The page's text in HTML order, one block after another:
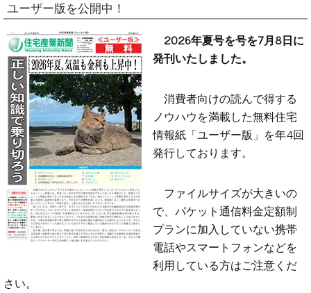
ユーザー版を公開中！
2026年夏号を号を7月8日に
発刊いたしました。
消費者向けの読んで得する
ノウハウを満載した無料住宅
情報紙「ユーザー版」を年4回
発行しております。
ファイルサイズが大きいの
で、パケット通信料金定額制
プランに加入していない携帯
電話やスマートフォンなどを
利用している方はご注意くだ
さい。